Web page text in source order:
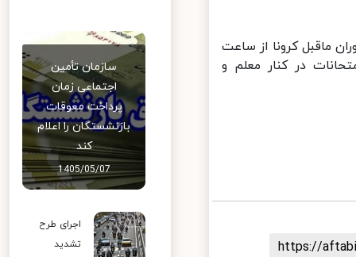
دوران ماقبل کرونا از ساعت
در کنار معلم و
https://
سازمان تأمین
اجتماعی زمان
پرداخت معوقات
بازنشستگان را اعلام
کند
1405/05/07
اجرای طرح
تشدید